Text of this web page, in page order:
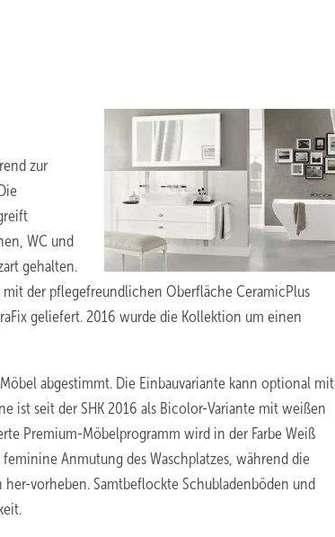
zur
WC und
gehalten.
der pflegefreundlichen Oberfläche CeramicPlus
geliefert. 2016 wurde die Kollektion um einen
abgestimmt. Die Einbauvariante kann optional mit
ist seit der SHK 2016 als Bicolor-Variante mit weißen
Premium-Möbelprogramm wird in der Farbe Weiß
Anmutung des Waschplatzes, während die
vorheben. Samtbeflockte Schubladenböden und